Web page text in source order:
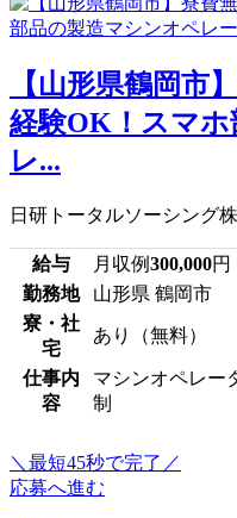
【山形県鶴岡市
経験OK！スマ
レ...
日研トータルソーシング
給与 月収例300,000円
勤務地
山形県 鶴岡市
寮・社
宅
あり（無料）
仕事内
容
マシンオペレー
制
＼最短45秒で完了／
応募へ進む